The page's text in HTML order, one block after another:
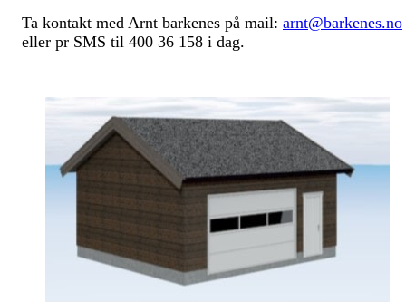
Ta kontakt med Arnt barkenes på mail: arnt@barkenes.no
eller pr SMS til 400 36 158 i dag.